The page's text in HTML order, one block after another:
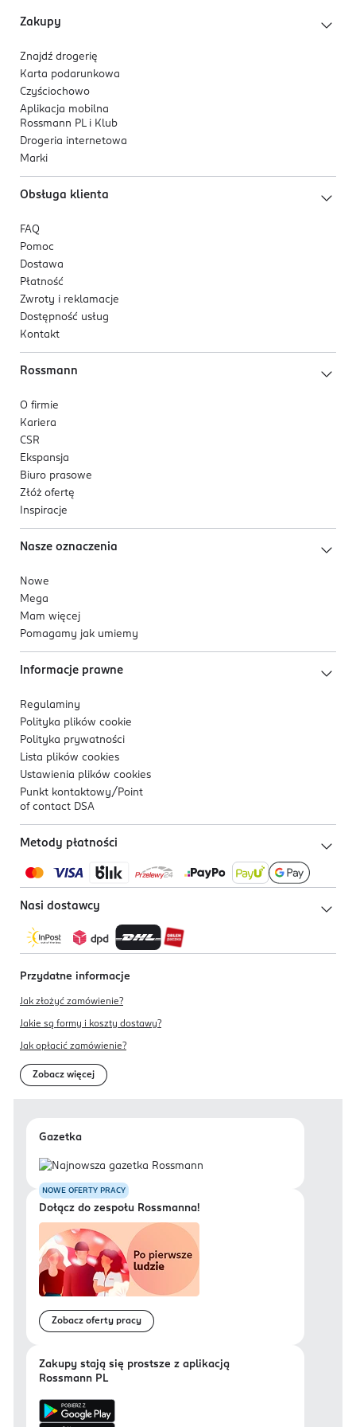
601322456
Kod EAN
5 904905 081735
Zakupy
Znajdź drogerię
Karta podarunkowa
Czyściochowo
Aplikacja mobilna
Rossmann PL i Klub
Drogeria internetowa
Marki
Obsługa klienta
FAQ
Pomoc
Dostawa
Płatność
Zwroty i reklamacje
Dostępność usług
Kontakt
Rossmann
O firmie
Kariera
CSR
Ekspansja
Biuro prasowe
Złóż ofertę
Inspiracje
Nasze oznaczenia
Nowe
Mega
Mam więcej
Pomagamy jak umiemy
Informacje prawne
Regulaminy
Polityka plików cookie
Polityka prywatności
Lista plików cookies
Ustawienia plików cookies
Punkt kontaktowy/ Point
of contact DSA
Metody płatności
Nasi dostawcy
Przydatne informacje
Jak złożyć zamówienie?
Jakie są formy i koszty dostawy?
Jak opłacić zamówienie?
Zobacz więcej
Gazetka
NOWE OFERTY PRACY
Dołącz do zespołu Rossmanna!
Zobacz oferty pracy
Zakupy stają się prostsze z aplikacją
Rossmann PL